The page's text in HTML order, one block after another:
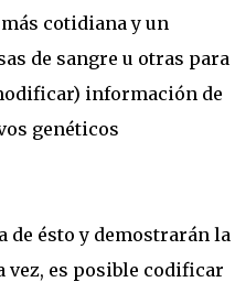
cotidiana y un
de sangre u otras para
información de
genéticos
de ésto y demostrarán la
vez, es posible codificar